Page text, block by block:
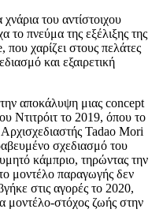
του αντίστοιχου
το πνεύμα της εξέλιξης της
χαρίζει στους πελάτες
και εξαιρετική
αποκάλυψη μιας concept
Ντιτρόιτ το 2019, όπου το
Αρχισχεδιαστής Tadao Mori
σχεδιασμό του
κάμπριο, τηρώντας την
μοντέλο παραγωγής δεν
στις αγορές το 2020,
μοντέλο-στόχος ζωής στην